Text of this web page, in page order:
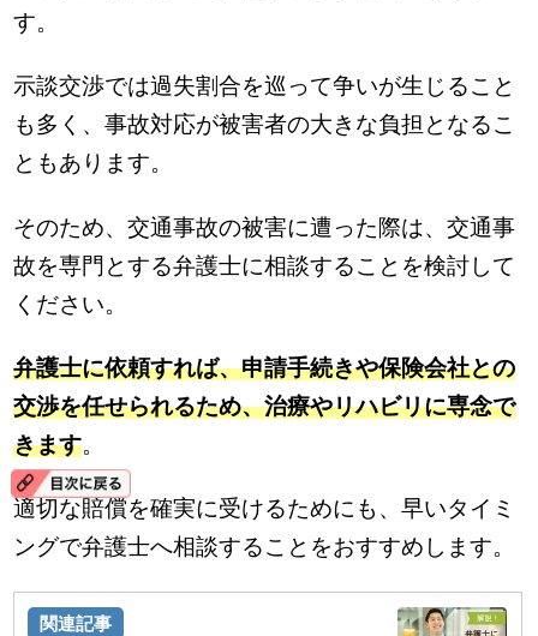
す。
示談交渉では過失割合を巡って争いが生じること
も多く、事故対応が被害者の大きな負担となるこ
ともあります。
そのため、交通事故の被害に遭った際は、交通事
故を専門とする弁護士に相談することを検討して
ください。
弁護士に依頼すれば、申請手続きや保険会社との
交渉を任せられるため、治療やリハビリに専念で
きます。
適切な賠償を確実に受けるためにも、早いタイミ
ングで弁護士へ相談することをおすすめします。